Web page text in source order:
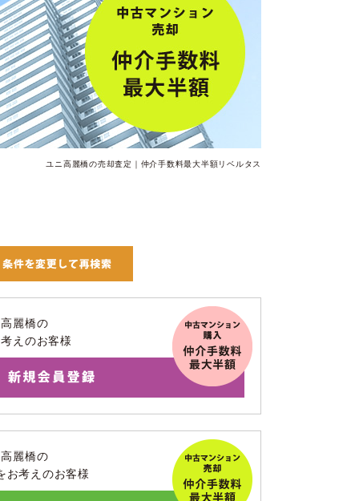
ユニ高麗橋の売却査定｜仲介手数料最大半額リベルタス
麗橋の
えのお客様
麗橋の
お考えのお客様